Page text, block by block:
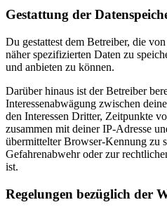
Gestattung der
Du gestattest dem Betreiber, die
näher spezifizierten Daten zu
und anbieten zu können.
Darüber hinaus ist der Betreiber
Interessenabwägung zwischen
den Interessen Dritter, Zeitpunkte
zusammen mit deiner IP-Adresse
übermittelter Browser-Kennung zu
Gefahrenabwehr oder zur
ist.
Regelungen bezüglich der